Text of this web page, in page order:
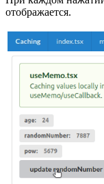
отображается.